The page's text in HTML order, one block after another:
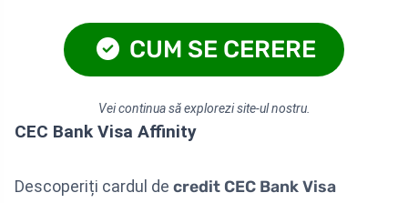
CUM SE CERERE
Vei continua să explorezi site-ul nostru.
CEC Bank Visa Affinity
Descoperiți cardul de credit CEC Bank Visa